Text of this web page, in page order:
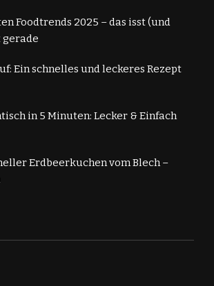
Foodtrends 2025 – das isst (und
Ein schnelles und leckeres Rezept
in 5 Minuten: Lecker & Einfach
Erdbeerkuchen vom Blech –